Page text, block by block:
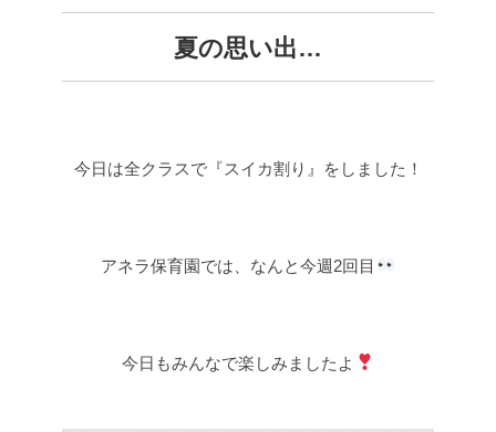
夏の思い出…
今日は全クラスで『スイカ割り』をしました！
アネラ保育園では、なんと今週2回目
今日もみんなで楽しみましたよ